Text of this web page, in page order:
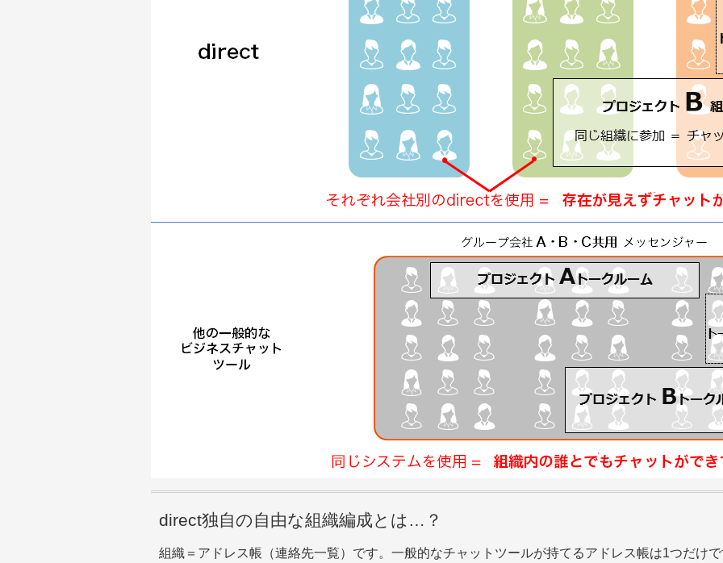
direct独自の自由な組織編成とは…？
組織＝アドレス帳（連絡先一覧）です。一般的なチャットツールが持てるアドレス帳は1つだけ